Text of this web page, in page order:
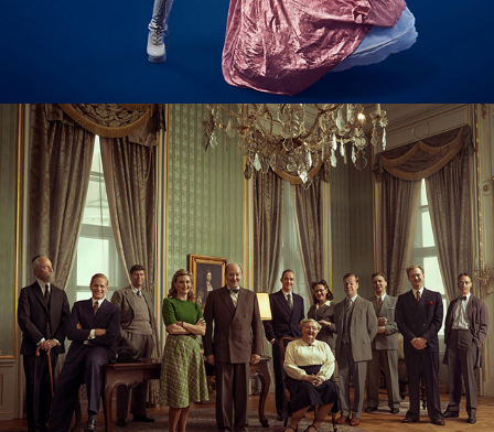
NETFLIX - Swedish connection